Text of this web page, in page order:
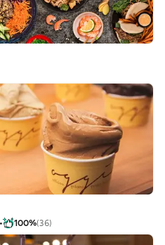
100%(36)